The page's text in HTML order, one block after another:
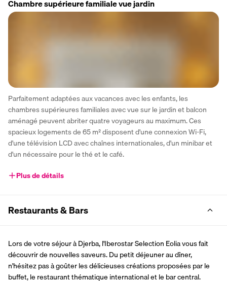
Chambre supérieure familiale vue jardin
Parfaitement adaptées aux vacances avec les enfants, les
chambres supérieures familiales avec vue sur le jardin et balcon
aménagé peuvent abriter quatre voyageurs au maximum. Ces
spacieux logements de 65 m² disposent d'une connexion Wi-Fi,
d'une télévision LCD avec chaînes internationales, d'un minibar et
d'un nécessaire pour le thé et le café.
Plus de détails
Restaurants & Bars
Lors de votre séjour à Djerba, l'Iberostar Selection Eolia vous fait
découvrir de nouvelles saveurs. Du petit déjeuner au dîner,
n'hésitez pas à goûter les délicieuses créations proposées par le
buffet, le restaurant thématique international et le bar central.